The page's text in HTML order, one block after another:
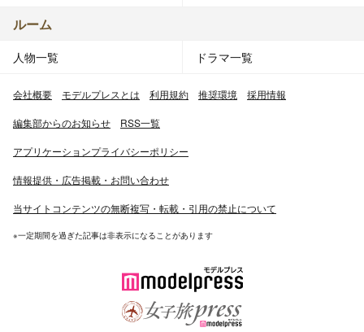
ルーム
人物一覧 ドラマ一覧
会社概要 モデルプレスとは 利用規約 推奨環境 採用情報
編集部からのお知らせ RSS一覧
アプリケーションプライバシーポリシー
情報提供・広告掲載・お問い合わせ
当サイトコンテンツの無断複写・転載・引用の禁止について
※一定期間を過ぎた記事は非表示になることがあります